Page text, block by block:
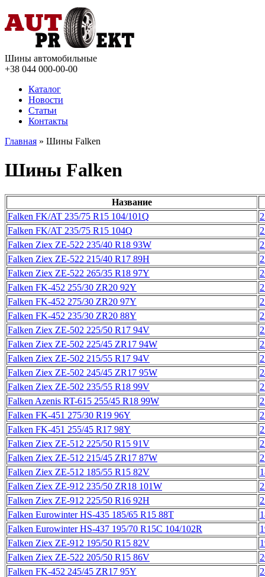
Шины автомобильные
+38 044 000-00-00
Каталог
Новости
Статьи
Контакты
Главная » Шины Falken
Шины Falken
Название
Falken FK/AT 235/75 R15 104/101Q
Falken FK/AT 235/75 R15 104Q
Falken Ziex ZE-522 235/40 R18 93W
Falken Ziex ZE-522 215/40 R17 89H
Falken Ziex ZE-522 265/35 R18 97Y
Falken FK-452 255/30 ZR20 92Y
Falken FK-452 275/30 ZR20 97Y
Falken FK-452 235/30 ZR20 88Y
Falken Ziex ZE-502 225/50 R17 94V
Falken Ziex ZE-502 225/45 ZR17 94W
Falken Ziex ZE-502 215/55 R17 94V
Falken Ziex ZE-502 245/45 ZR17 95W
Falken Ziex ZE-502 235/55 R18 99V
Falken Azenis RT-615 255/45 R18 99W
Falken FK-451 275/30 R19 96Y
Falken FK-451 255/45 R17 98Y
Falken Ziex ZE-512 225/50 R15 91V
Falken Ziex ZE-512 215/45 ZR17 87W
Falken Ziex ZE-512 185/55 R15 82V
Falken Ziex ZE-912 235/50 ZR18 101W
Falken Ziex ZE-912 225/50 R16 92H
Falken Eurowinter HS-435 185/65 R15 88T
Falken Eurowinter HS-437 195/70 R15C 104/102R
Falken Ziex ZE-912 195/50 R15 82V
Falken Ziex ZE-522 205/50 R15 86V
Falken FK-452 245/45 ZR17 95Y